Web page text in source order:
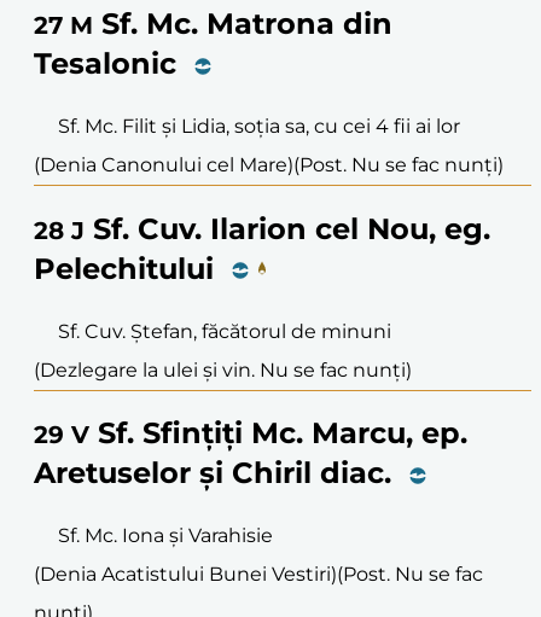
27 M Sf. Mc. Matrona din
Tesalonic
Sf. Mc. Filit și Lidia, soția sa, cu cei 4 fii ai lor
(Denia Canonului cel Mare)(Post. Nu se fac nunți)
28 J Sf. Cuv. Ilarion cel Nou, eg.
Pelechitului
Sf. Cuv. Ștefan, făcătorul de minuni
(Dezlegare la ulei și vin. Nu se fac nunți)
29 V Sf. Sfințiți Mc. Marcu, ep.
Aretuselor și Chiril diac.
Sf. Mc. Iona și Varahisie
(Denia Acatistului Bunei Vestiri)(Post. Nu se fac